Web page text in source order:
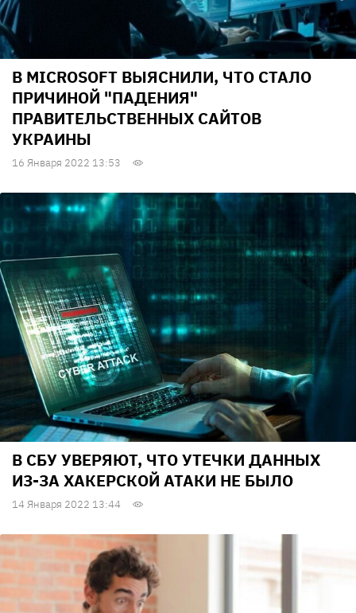
В MICROSOFT ВЫЯСНИЛИ, ЧТО СТАЛО
ПРИЧИНОЙ "ПАДЕНИЯ"
ПРАВИТЕЛЬСТВЕННЫХ САЙТОВ
УКРАИНЫ
16 Января 2022 13:53
В СБУ УВЕРЯЮТ, ЧТО УТЕЧКИ ДАННЫХ
ИЗ-ЗА ХАКЕРСКОЙ АТАКИ НЕ БЫЛО
14 Января 2022 13:44